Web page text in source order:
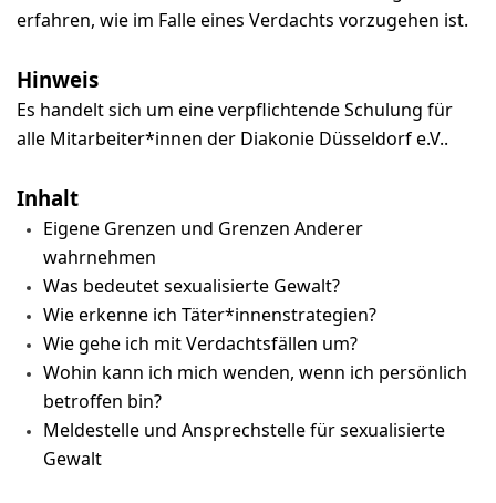
erfahren, wie im Falle eines Verdachts vorzugehen ist.
Hinweis
Es handelt sich um eine verpflichtende Schulung für
alle Mitarbeiter*innen der Diakonie Düsseldorf e.V..
Inhalt
Eigene Grenzen und Grenzen Anderer
wahrnehmen
Was bedeutet sexualisierte Gewalt?
Wie erkenne ich Täter*innenstrategien?
Wie gehe ich mit Verdachtsfällen um?
Wohin kann ich mich wenden, wenn ich persönlich
betroffen bin?
Meldestelle und Ansprechstelle für sexualisierte
Gewalt